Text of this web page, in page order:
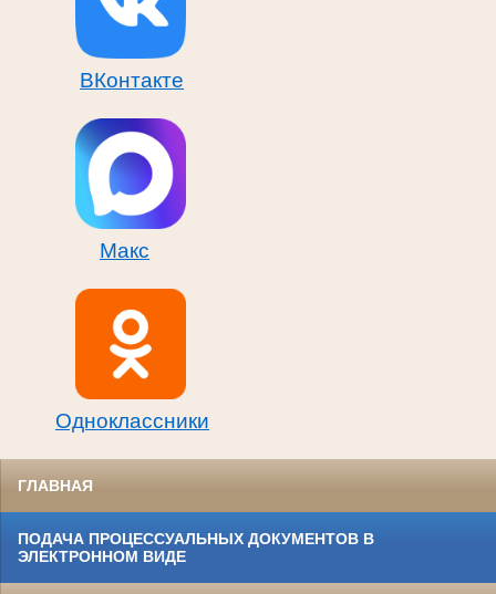
ВКонтакте
Макс
Одноклассники
ГЛАВНАЯ
ПОДАЧА ПРОЦЕССУАЛЬНЫХ ДОКУМЕНТОВ В
ЭЛЕКТРОННОМ ВИДЕ